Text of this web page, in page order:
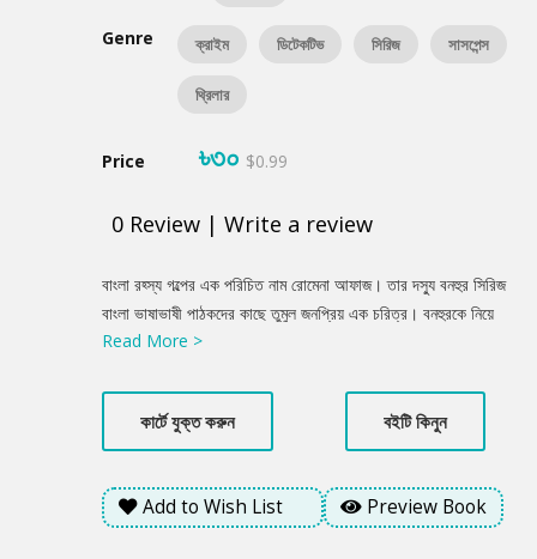
Genre ক্রাইম ডিটেকটিভ সিরিজ সাসপেন্স
থ্রিলার
Price ৳৩০ $0.99
0 Review | Write a review
Summery
বাংলা রহ্স্য গল্পের এক পরিচিত নাম রোমেনা আফাজ। তার দস্যু বনহুর সিরিজ
বাংলা ভাষাভাষী পাঠকদের কাছে তুমুল জনপ্রিয় এক চরিত্র। বনহুরকে নিয়ে
লেখা তাঁর রহস্য উপন্যাসের প্রতিটি পর্বেই তিনি রহস্যের জাল বিস্তার করে
অভিযানগুলোর মাধ্যমে তিনি অভিনব পন্থায় জীবনচিত্র এঁকেছেন লেখিকা।
স্বর্ণগুহা উপন্যাসটি তেমনই এক রচনা।
Read More >
কার্টে যুক্ত করুন বইটি কিনুন
Add to Wish List Preview Book